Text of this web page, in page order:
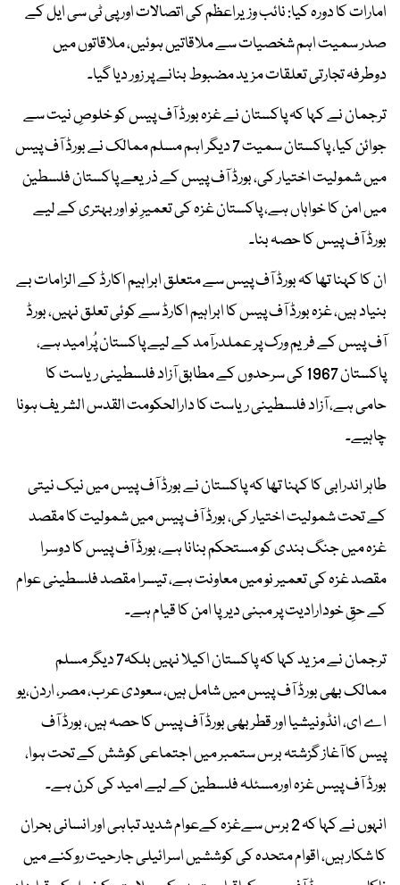
امارات کا دورہ کیا: نائب وزیراعظم کی اتصالات اور پی ٹی سی ایل کے
صدر سمیت اہم شخصیات سے ملاقاتیں ہوئیں، ملاقاتوں میں
دوطرفہ تجارتی تعلقات مزید مضبوط بنانے پر زور دیا گیا۔
ترجمان نے کہا کہ پاکستان نے غزہ بورڈ آف پیس کو خلوصِ نیت سے
جوائن کیا، پاکستان سمیت 7 دیگر اہم مسلم ممالک نے بورڈ آف پیس
میں شمولیت اختیار کی، بورڈ آف پیس کے ذریعے پاکستان فلسطین
میں امن کا خواہاں ہے، پاکستان غزہ کی تعمیرِ نو اور بہتری کے لیے
بورڈ آف پیس کا حصہ بنا۔
ان کا کہنا تھا کہ بورڈ آف پیس سے متعلق ابراہیم اکارڈ کے الزامات بے
بنیاد ہیں، غزہ بورڈ آف پیس کا ابراہیم اکارڈ سے کوئی تعلق نہیں، بورڈ
آف پیس کے فریم ورک پر عملدرآمد کے لیے پاکستان پُرامید ہے،
پاکستان 1967 کی سرحدوں کے مطابق آزاد فلسطینی ریاست کا
حامی ہے، آزاد فلسطینی ریاست کا دارالحکومت القدس الشریف ہونا
چاہیے۔
طاہر اندرابی کا کہنا تھا کہ پاکستان نے بورڈ آف پیس میں نیک نیتی
کے تحت شمولیت اختیار کی، بورڈ آف پیس میں شمولیت کا مقصد
غزہ میں جنگ بندی کو مستحکم بنانا ہے، بورڈ آف پیس کا دوسرا
مقصد غزہ کی تعمیر نو میں معاونت ہے، تیسرا مقصد فلسطینی عوام
کے حقِ خودارادیت پر مبنی دیرپا امن کا قیام ہے۔
ترجمان نے مزید کہا کہ پاکستان اکیلا نہیں بلکہ7 دیگر مسلم
ممالک بھی بورڈ آف پیس میں شامل ہیں، سعودی عرب، مصر، اردن،یو
اے ای، انڈونیشیا اور قطر بھی بورڈ آف پیس کا حصہ ہیں، بورڈ آف
پیس کا آغاز گزشتہ برس ستمبر میں اجتماعی کوشش کے تحت ہوا،
بورڈ آف پیس غزہ اورمسئلہ فلسطین کے لیے امید کی کرن ہے۔
انہوں نے کہا کہ 2 برس سےغزہ کےعوام شدید تباہی اور انسانی بحران
کا شکار ہیں، اقوام متحدہ کی کوششیں اسرائیلی جارحیت روکنے میں